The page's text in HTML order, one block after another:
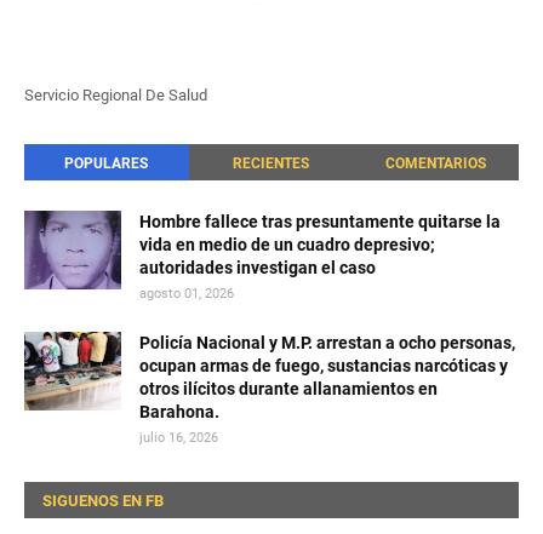
Servicio Regional De Salud
POPULARES RECIENTES COMENTARIOS
Hombre fallece tras presuntamente quitarse la
vida en medio de un cuadro depresivo;
autoridades investigan el caso
agosto 01, 2026
Policía Nacional y M.P. arrestan a ocho personas,
ocupan armas de fuego, sustancias narcóticas y
otros ilícitos durante allanamientos en
Barahona.
julio 16, 2026
SIGUENOS EN FB